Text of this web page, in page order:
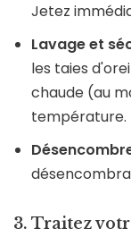
Jetez
Lavage et
les taies
chaude (au
température.
3. Traitez